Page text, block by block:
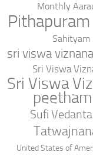
Monthly
Pithapuram
Sahityam
sri viswa
Sri Viswa
Sri Viswa
Sufi
United States of